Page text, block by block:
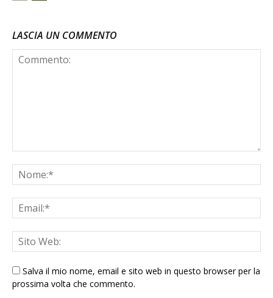
LASCIA UN COMMENTO
Salva il mio nome, email e sito web in questo browser per la
prossima volta che commento.